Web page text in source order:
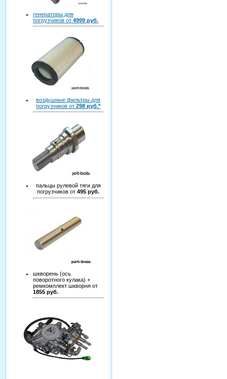
генераторы для
погрузчиков от 4999 руб.
воздушные фильтры для
погрузчиков от298 руб.*
пальцы рулевой тяги для
погрузчиков от495 руб.
шкворень (ось
поворотного кулака) +
ремкомплект шкворня от
1855 руб.